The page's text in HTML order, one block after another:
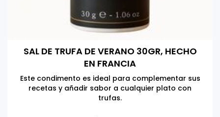
SAL DE TRUFA DE VERANO 30GR, HECHO
EN FRANCIA
Este condimento es ideal para complementar sus
recetas y añadir sabor a cualquier plato con
trufas.